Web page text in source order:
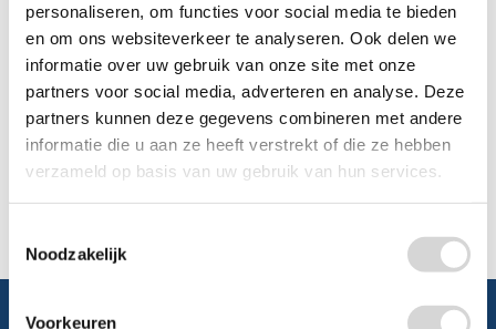
personaliseren, om functies voor social media te bieden
en om ons websiteverkeer te analyseren. Ook delen we
informatie over uw gebruik van onze site met onze
partners voor social media, adverteren en analyse. Deze
partners kunnen deze gegevens combineren met andere
informatie die u aan ze heeft verstrekt of die ze hebben
verzameld op basis van uw gebruik van hun services.
Noodzakelijk
Voorkeuren
Mailen
Offerte aanvragen Vraag een speciale prijs op bij ons, wij
kijken naar de mogelijkheden.